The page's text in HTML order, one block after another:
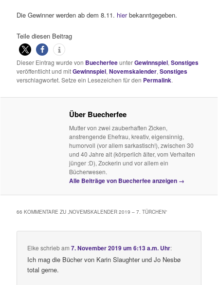
Die Gewinner werden ab dem 8.11. hierbekanntgegeben.
Teile diesen Beitrag
Dieser Eintrag wurde von BuecherfeeunterGewinnspiel,Sonstiges
veröffentlicht und mitGewinnspiel,Novemskalender,Sonstiges
verschlagwortet. Setze ein Lesezeichen für den Permalink.
Über Buecherfee
Mutter von zwei zauberhaften Zicken,
anstrengende Ehefrau, kreativ, eigensinnig,
humorvoll (vor allem sarkastisch!), zwischen 30
und 40 Jahre alt (körperlich älter, vom Verhalten
jünger :D), Zockerin und vor allem ein
Bücherwesen.
Alle Beiträge von Buecherfee anzeigen →
66 KOMMENTARE ZU „NOVEMSKALENDER 2019 – 7. TÜRCHEN“
Elke schriebam7. November 2019 um 6:13 a.m. Uhr:
Ich mag die Bücher von Karin Slaughter und Jo Nesbø
total gerne.